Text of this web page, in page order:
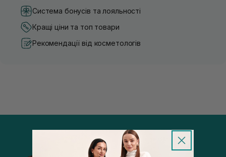
Система бонусів та лояльності
Кращі ціни та топ товари
Рекомендації від косметологів